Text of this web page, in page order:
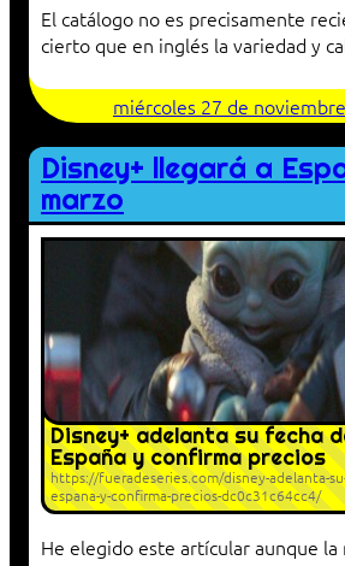
El catálogo no es precisamente
cierto que en inglés la variedad y
miércoles 27 de
Disney+ llegará a
marzo
Disney+ adelanta su fecha
España y confirma precios
https://fueradeseries.com/disney-adelanta-
espana-y-confirma-precios-dc0c31c64cc4/
He elegido este artícular aunque la